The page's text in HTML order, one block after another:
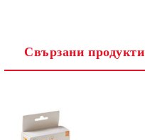
Свързани продукти